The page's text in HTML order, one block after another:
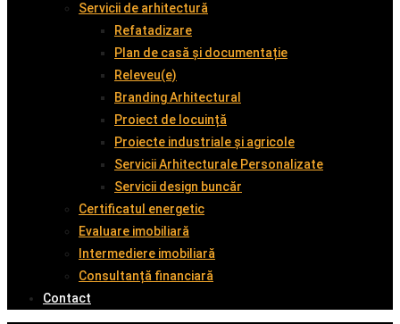
Servicii de arhitectură
Refatadizare
Plan de casă și documentație
Releveu(e)
Branding Arhitectural
Proiect de locuință
Proiecte industriale și agricole
Servicii Arhitecturale Personalizate
Servicii design buncăr
Certificatul energetic
Evaluare imobiliară
Intermediere imobiliară
Consultanță financiară
Contact